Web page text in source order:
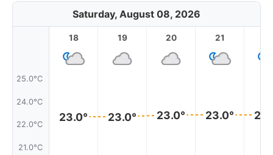
Saturday, August 08, 2026
25.0°C
24.0°C
22.0°C
21.0°C
18
23.0°
19
23.0°
20
23.0°
21
23.0°